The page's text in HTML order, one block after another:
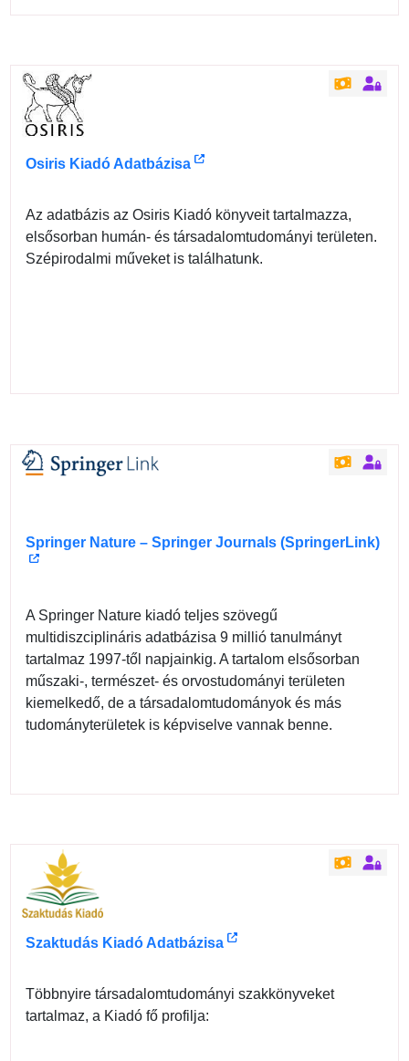
Osiris Kiadó Adatbázisa
Az adatbázis az Osiris Kiadó könyveit tartalmazza,
elsősorban humán- és társadalomtudományi területen.
Szépirodalmi műveket is találhatunk.
Springer Nature – Springer Journals (SpringerLink)
A Springer Nature kiadó teljes szövegű
multidiszciplináris adatbázisa 9 millió tanulmányt
tartalmaz 1997-től napjainkig. A tartalom elsősorban
műszaki-, természet- és orvostudományi területen
kiemelkedő, de a társadalomtudományok és más
tudományterületek is képviselve vannak benne.
Szaktudás Kiadó Adatbázisa
Többnyire társadalomtudományi szakkönyveket
tartalmaz, a Kiadó fő profilja: